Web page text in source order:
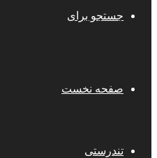
جستجو برای
صفحه نخست
تندرستی